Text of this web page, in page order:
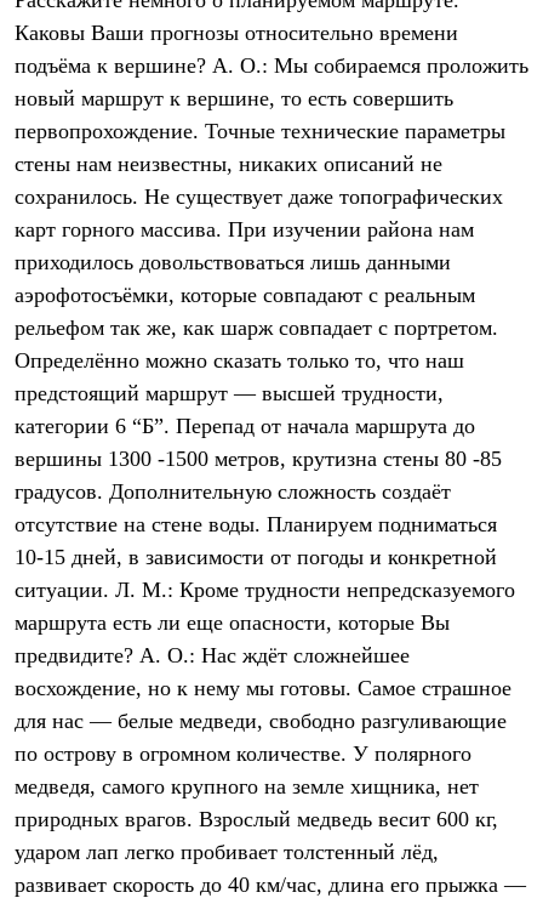
PEAK
ЗА ПОЛЯРНЫМ КРУГОМ
BASK kids
CITY
BASK juno
ИДЁМ В ПОХОД
Дневник капитана
Каталог дилеров
Баск сегодня
История
Отцы основатели
Производство
Баск в вашем городе
Контроль качества
Команда Баск
Сотрудничество
Стать дилером
Корпоративным клиентам
Услуги
Медиа
Где купить
Каковы Ваши прогнозы относительно времени
подъёма к вершине? А. О.: Мы собираемся проложить
новый маршрут к вершине, то есть совершить
первопрохождение. Точные технические параметры
стены нам неизвестны, никаких описаний не
сохранилось. Не существует даже топографических
карт горного массива. При изучении района нам
приходилось довольствоваться лишь данными
аэрофотосъёмки, которые совпадают с реальным
рельефом так же, как шарж совпадает с портретом.
Определённо можно сказать только то, что наш
предстоящий маршрут — высшей трудности,
категории 6 “Б”. Перепад от начала маршрута до
вершины 1300 -1500 метров, крутизна стены 80 -85
градусов. Дополнительную сложность создаёт
отсутствие на стене воды. Планируем подниматься
10-15 дней, в зависимости от погоды и конкретной
ситуации. Л. М.: Кроме трудности непредсказуемого
маршрута есть ли еще опасности, которые Вы
предвидите? А. О.: Нас ждёт сложнейшее
восхождение, но к нему мы готовы. Самое страшное
для нас — белые медведи, свободно разгуливающие
по острову в огромном количестве. У полярного
медведя, самого крупного на земле хищника, нет
природных врагов. Взрослый медведь весит 600 кг,
ударом лап легко пробивает толстенный лёд,
развивает скорость до 40 км/час, длина его прыжка —